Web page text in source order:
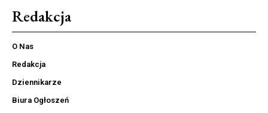
Redakcja
O Nas
Redakcja
Dziennikarze
Biura Ogłoszeń